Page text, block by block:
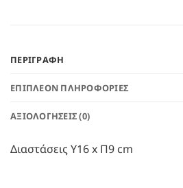
ΠΕΡΙΓΡΑΦΉ
ΕΠΙΠΛΈΟΝ ΠΛΗΡΟΦΟΡΊΕΣ
ΑΞΙΟΛΟΓΉΣΕΙΣ (0)
Διαστάσεις Υ16 x Π9 cm